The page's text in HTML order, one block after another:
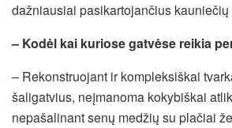
dažniausiai pasikartojančius kauniečių
– Kodėl kai kuriose gatvėse reikia
– Rekonstruojant ir kompleksiškai
šaligatvius, neįmanoma kokybiškai
nepašalinant senų medžių su plačiai